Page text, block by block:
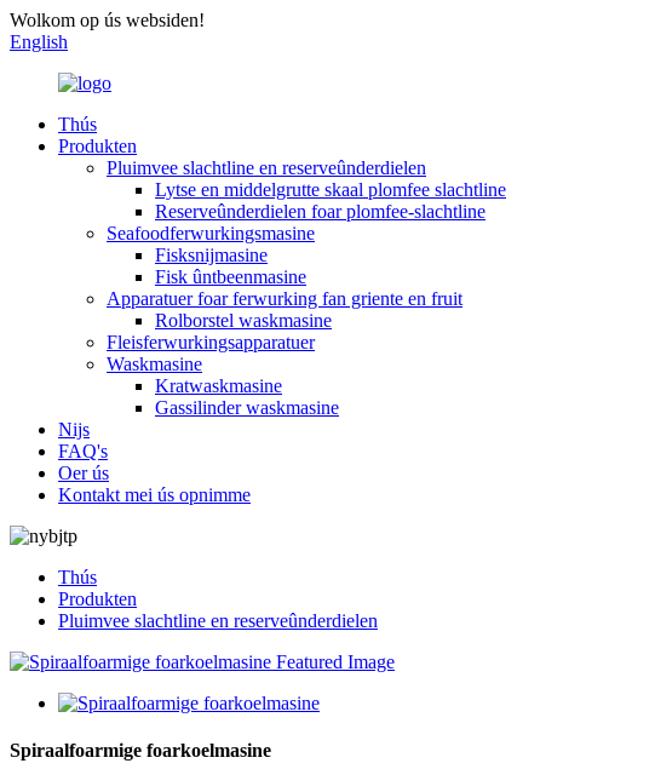
Wolkom op ús websiden!
English
Thús
Produkten
Pluimvee slachtline en reserveûnderdielen
Lytse en middelgrutte skaal plomfee slachtline
Reserveûnderdielen foar plomfee-slachtline
Seafoodferwurkingsmasine
Fisksnijmasine
Fisk ûntbeenmasine
Apparatuer foar ferwurking fan griente en fruit
Rolborstel waskmasine
Fleisferwurkingsapparatuer
Waskmasine
Kratwaskmasine
Gassilinder waskmasine
Nijs
FAQ's
Oer ús
Kontakt mei ús opnimme
Thús
Produkten
Pluimvee slachtline en reserveûnderdielen
Spiraalfoarmige foarkoelmasine